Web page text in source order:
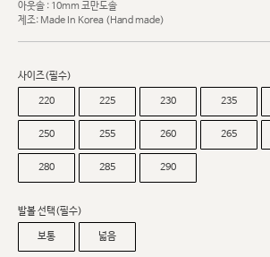
아웃솔 : 10mm 코만도솔
제조: Made In Korea (Hand made)
사이즈(필수)
220 225 230 235
250 255 260 265
280 285 290
발볼 선택(필수)
보통 넓음